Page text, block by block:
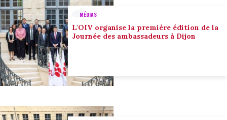
MÉDIAS
L'OIV organise la première édition de la
Journée des ambassadeurs à Dijon